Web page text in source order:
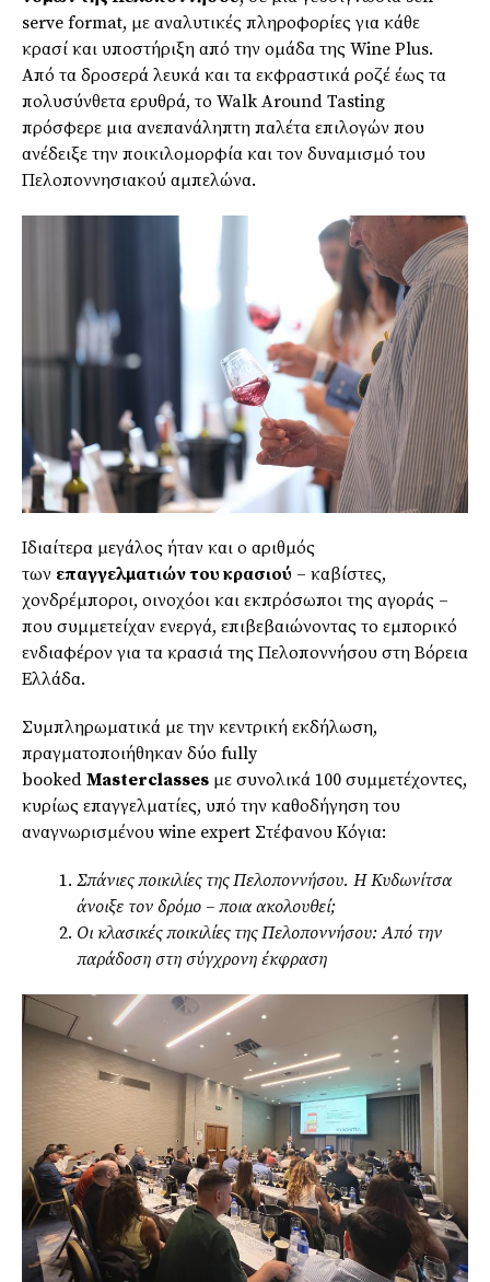
serve format, με αναλυτικές πληροφορίες για κάθε
κρασί και υποστήριξη από την ομάδα της Wine Plus.
Από τα δροσερά λευκά και τα εκφραστικά ροζέ έως τα
πολυσύνθετα ερυθρά, το Walk Around Tasting
πρόσφερε μια ανεπανάληπτη παλέτα επιλογών που
ανέδειξε την ποικιλομορφία και τον δυναμισμό του
Πελοποννησιακού αμπελώνα.
Ιδιαίτερα μεγάλος ήταν και ο αριθμός
των επαγγελματιών του κρασιού – καβίστες,
χονδρέμποροι, οινοχόοι και εκπρόσωποι της αγοράς –
που συμμετείχαν ενεργά, επιβεβαιώνοντας το εμπορικό
ενδιαφέρον για τα κρασιά της Πελοποννήσου στη Βόρεια
Ελλάδα.
Συμπληρωματικά με την κεντρική εκδήλωση,
πραγματοποιήθηκαν δύο fully
booked Masterclasses με συνολικά 100 συμμετέχοντες,
κυρίως επαγγελματίες, υπό την καθοδήγηση του
αναγνωρισμένου wine expert Στέφανου Κόγια:
Σπάνιες ποικιλίες της Πελοποννήσου. Η Κυδωνίτσα
άνοιξε τον δρόμο – ποια ακολουθεί;
Οι κλασικές ποικιλίες της Πελοποννήσου: Από την
παράδοση στη σύγχρονη έκφραση